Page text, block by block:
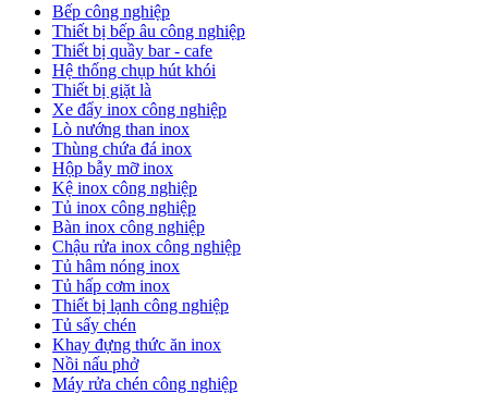
Bếp công nghiệp
Thiết bị bếp âu công nghiệp
Thiết bị quầy bar - cafe
Hệ thống chụp hút khói
Thiết bị giặt là
Xe đẩy inox công nghiệp
Lò nướng than inox
Thùng chứa đá inox
Hộp bẫy mỡ inox
Kệ inox công nghiệp
Tủ inox công nghiệp
Bàn inox công nghiệp
Chậu rửa inox công nghiệp
Tủ hâm nóng inox
Tủ hấp cơm inox
Thiết bị lạnh công nghiệp
Tủ sấy chén
Khay đựng thức ăn inox
Nồi nấu phở
Máy rửa chén công nghiệp